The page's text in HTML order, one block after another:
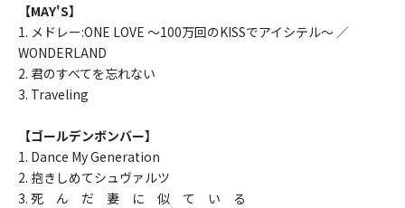
【MAY'S】
1. メドレー:ONE LOVE 〜100万回のKISSでアイシテル〜 ／
WONDERLAND
2. 君のすべてを忘れない
3. Traveling
【ゴールデンボンバー】
1. Dance My Generation
2. 抱きしめてシュヴァルツ
3. 死 ん だ 妻 に 似 て い る